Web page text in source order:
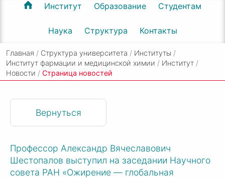
Институт Образование Студентам
Наука Структура Контакты
Главная / Структура университета / Институты /
Институт фармации и медицинской химии / Институт /
Новости / Cтраница новостей
Профессор Александр Вячеславович
Шестопалов выступил на заседании Научного
совета РАН «Ожирение — глобальная
Вернуться